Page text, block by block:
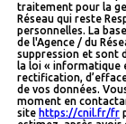
traitement pour la
Réseau qui reste
personnelles. La
de l'Agence / du
suppression et sont
la loi « informatique
rectification,
de vos données.
moment en
site https://cnil.fr/fr